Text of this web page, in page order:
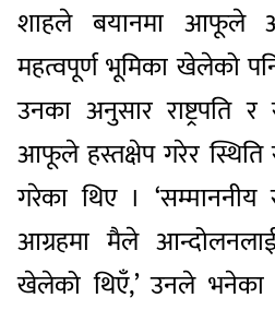
शाहले बयानमा आफूले
महत्वपूर्ण भूमिका खेलेको
उनका अनुसार राष्ट्रपति
आफूले हस्तक्षेप गरेर स्थिति
गरेका थिए । ‘सम्माननीय
आग्रहमा मैले
खेलेको थिएँ,’ उनले